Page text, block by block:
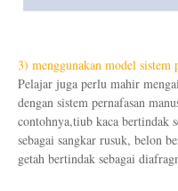
3) menggunakan model sistem
Pelajar juga perlu mahir
dengan sistem pernafasan
contohnya,tiub kaca bertindak
sebagai sangkar rusuk, belon
getah bertindak sebagai